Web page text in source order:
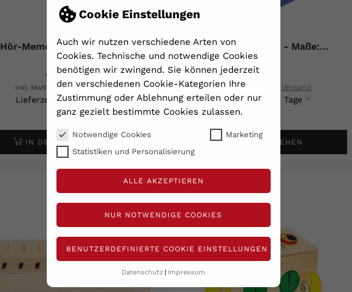
Cookie Einstellungen
Auch wir nutzen verschiedene Arten von
Cookies. Technische und notwendige Cookies
benötigen wir zwingend. Sie können jederzeit
den verschiedenen Cookie-Kategorien Ihre
Zustimmung oder Ablehnung erteilen oder nur
ganz gezielt bestimmte Cookies zulassen.
Notwendige Cookies
Marketing
Statistiken und Personalisierung
ALLE AKZEPTIEREN
NUR NOTWENDIGE COOKIES
BENUTZERDEFINIERTE COOKIE EINSTELLUNGEN
Datenschutz Impressum
Hör-Memo - 12 Holzdosen
43,95 €
inkl. MwSt.**zzgl. Versand
Lieferzeit: 2 - 5 Tage *
IN DEN WARENKORB
Flaschentornado - Maße:...
2,50 €
inkl. MwSt.** zzgl. Versand
Lieferzeit 2 - 5 Tage *
DETAILS ANSEHEN